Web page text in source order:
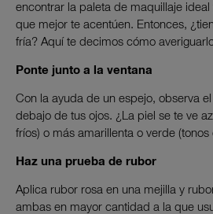
encontrar la paleta de maquillaje
que mejor te acentúen. Entonces,
fría? Aquí te decimos cómo
Ponte junto a la ventana
Con la ayuda de un espejo, observa
debajo de tus ojos. ¿La piel se te ve
fríos) o más amarillenta o verde (tonos
Haz una prueba de rubor
Aplica rubor rosa en una mejilla y
ambas en mayor cantidad a la que